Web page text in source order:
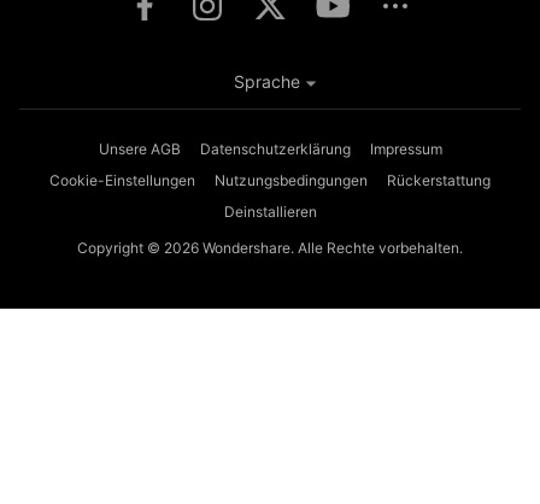
Unsere AGB Datenschutzerklärung
Impressum
Cookie-Einstellungen
Nutzungsbedingungen
Rückerstattung
Deinstallieren
Copyright © 2026 Wondershare. Alle Rechte vorbehalten.
Sprache